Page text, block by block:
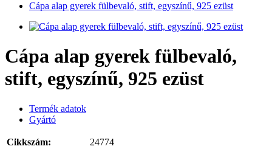
Cápa alap gyerek fülbevaló, stift, egyszínű, 925 ezüst
Cápa alap gyerek fülbevaló,
stift, egyszínű, 925 ezüst
Termék adatok
Gyártó
Cikkszám:
24774